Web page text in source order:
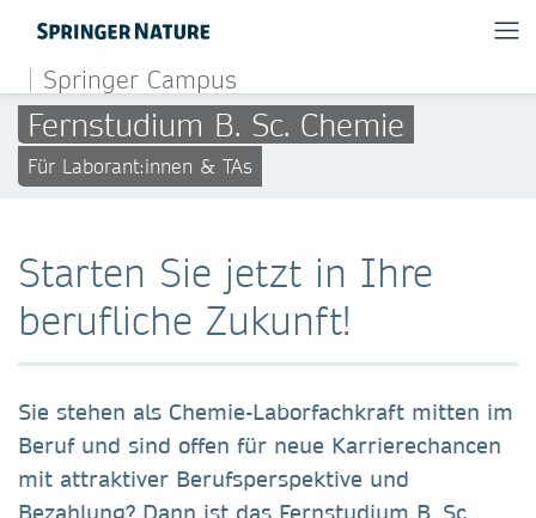
Springer Campus
Fernstudium B. Sc. Chemie
Für Laborant:innen & TAs
Starten Sie jetzt in Ihre
berufliche Zukunft!
Sie stehen als Chemie-Laborfachkraft mitten im
Beruf und sind offen für neue Karrierechancen
mit attraktiver Berufsperspektive und